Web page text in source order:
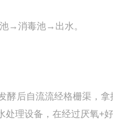
→消毒池→出水。
酵后自流流经格栅渠，拿
处理设备，在经过厌氧+